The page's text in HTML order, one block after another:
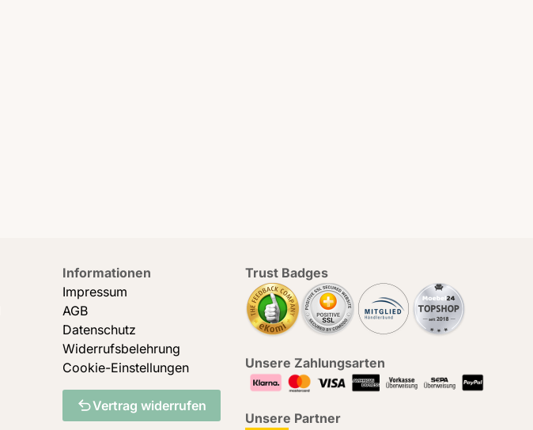
Informationen
Impressum
AGB
Datenschutz
Widerrufsbelehrung
Cookie-Einstellungen
Vertrag widerrufen
Trust Badges
Unsere Zahlungsarten
Unsere Partner